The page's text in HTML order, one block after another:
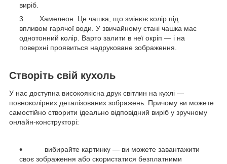
виріб.
Хамелеон. Це чашка, що змінює колір під
впливом гарячої води. У звичайному стані чашка має
однотонний колір. Варто залити в неї окріп — і на
поверхні проявиться надруковане зображення.
Створіть свій кухоль
У нас доступна високоякісна друк світлин на кухлі —
повноколірних деталізованих зображень. Причому ви можете
самостійно створити ідеально відповідний виріб у зручному
онлайн-конструкторі:
вибирайте картинку — ви можете завантажити
своє зображення або скористатися безплатними